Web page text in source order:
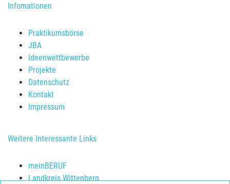
Infomationen
Praktikumsbörse
JBA
Ideenwettbewerbe
Projekte
Datenschutz
Kontakt
Impressum
Weitere Interessante Links
meinBERUF
Landkreis Wittenberg